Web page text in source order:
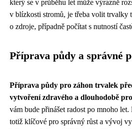
který se v průběhu let může výrazně
v blízkosti stromů, je třeba volit trvalky
o zdroje, případně počítat s nutností
Příprava půdy a správné
Příprava půdy pro záhon trvalek
vytvoření zdravého a dlouhodobě
vám bude přinášet radost po mnoho
totiž klíčové pro správný růst a vývoj